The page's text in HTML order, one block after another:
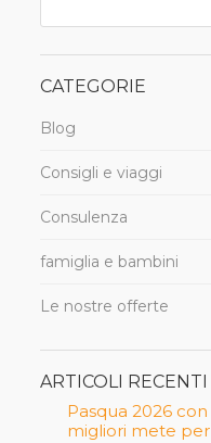
CATEGORIE
Blog
Consigli e viaggi
Consulenza
famiglia e bambini
Le nostre offerte
ARTICOLI RECENTI
Pasqua 2026
migliori mete